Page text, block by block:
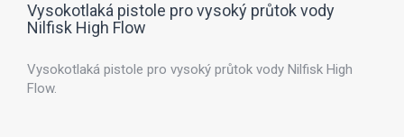
Vysokotlaká pistole pro vysoký průtok vody
Nilfisk High Flow
Vysokotlaká pistole pro vysoký průtok vody Nilfisk High
Flow.